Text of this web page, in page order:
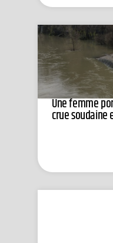
Une femme
crue soudaine